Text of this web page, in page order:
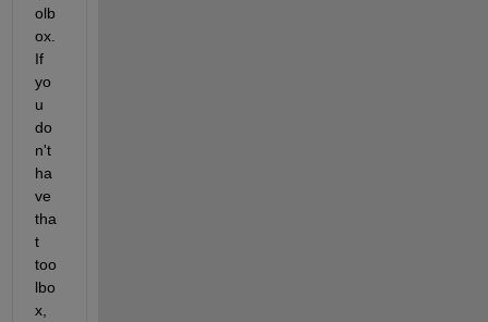
olb
ox.
If
yo
u
do
n't
ha
ve
tha
t
too
lbo
x,